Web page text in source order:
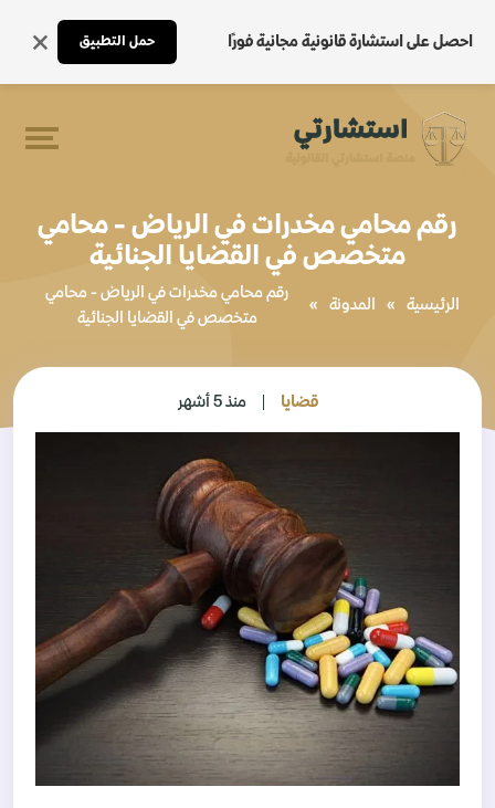
احصل على استشارة قانونية مجانية فورًا حمل التطبيق
رقم محامي مخدرات في الرياض - محامي
متخصص في القضايا الجنائية
الرئيسية » المدونة »
رقم محامي مخدرات في الرياض - محامي
متخصص في القضايا الجنائية
قضايا منذ 5 أشهر